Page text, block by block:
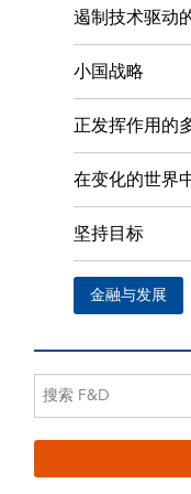
遏制技术驱动
小国战略
正发挥作用的
在变化的世界
坚持目标
金融与发展